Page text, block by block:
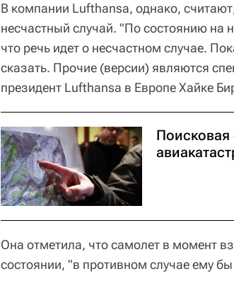
В компании Lufthansa, однако,
несчастный случай. "По состоянию
что речь идет о несчастном случае.
сказать. Прочие (версии) являются
президент Lufthansa в Европе Хайке
Поисковая
Она отметила, что самолет в момент
состоянии, "в противном случае ему